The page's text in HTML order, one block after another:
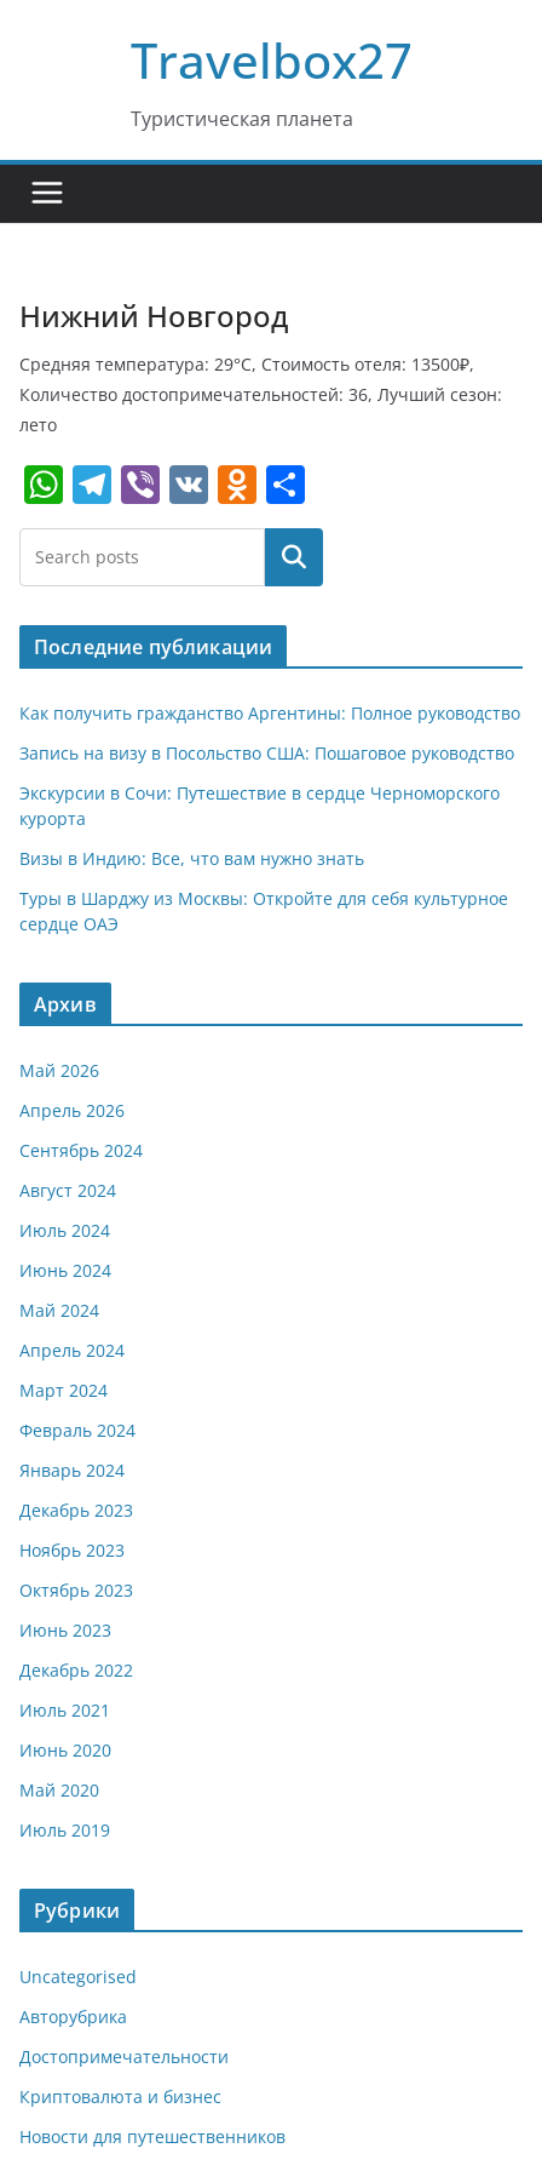
Travelbox27
Туристическая планета
Нижний Новгород
Средняя температура: 29°C, Стоимость отеля: 13500₽,
Количество достопримечательностей: 36, Лучший сезон:
лето
W
h
at
s
A
p
p
T
el
e
gr
a
m
Vi
b
V
K
O
d
o
kl
a
ss
ni
ki
т
п
р
в
и
т
ь
Поиск
Последние публикации
Как получить гражданство Аргентины: Полное руководство
Запись на визу в Посольство США: Пошаговое руководство
Экскурсии в Сочи: Путешествие в сердце Черноморского
курорта
Визы в Индию: Все, что вам нужно знать
Туры в Шарджу из Москвы: Откройте для себя культурное
сердце ОАЭ
Архив
Май 2026
Апрель 2026
Сентябрь 2024
Август 2024
Июль 2024
Июнь 2024
Май 2024
Апрель 2024
Март 2024
Февраль 2024
Январь 2024
Декабрь 2023
Ноябрь 2023
Октябрь 2023
Июнь 2023
Декабрь 2022
Июль 2021
Июнь 2020
Май 2020
Июль 2019
Рубрики
Uncategorised
Авторубрика
Достопримечательности
Криптовалюта и бизнес
Новости для путешественников